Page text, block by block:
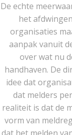
De echte
het
organisaties
aanpak vanuit
over wat nu
handhaven. De
idee dat
dat melders
realiteit is dat de
vorm van